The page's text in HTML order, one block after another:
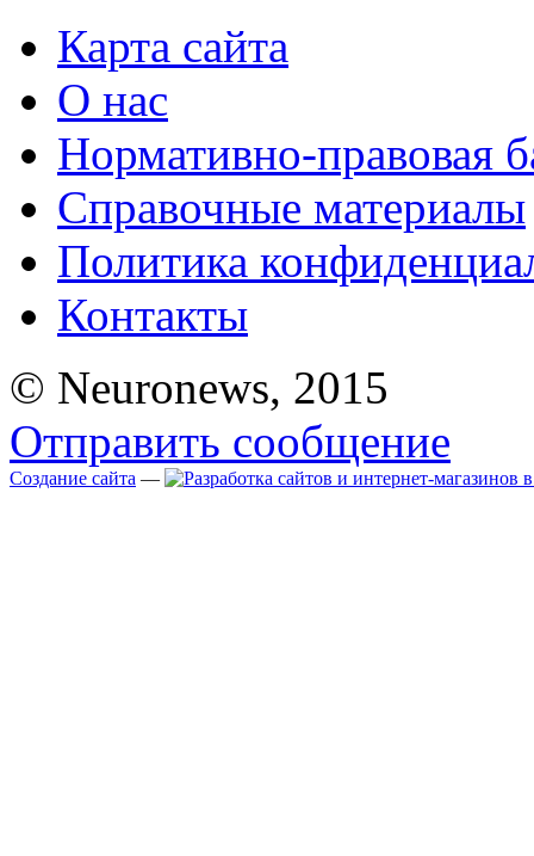
Карта сайта
О нас
Нормативно-правовая
Справочные материалы
Политика
Контакты
© Neuronews, 2015
Отправить сообщение
Создание сайта —